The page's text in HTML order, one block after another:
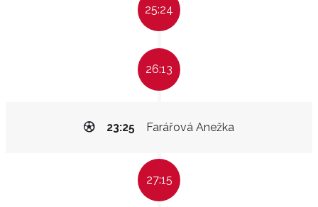
25:24
26:13
Farářová Anežka
23:25
27:15